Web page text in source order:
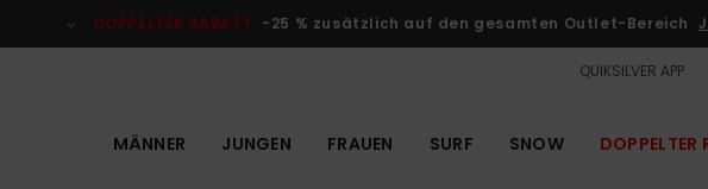
DOPPELTER RABATT -25 % zusätzlich auf den gesamten Outlet-Bereich
QUIKSILVER APP
MÄNNER JUNGEN FRAUEN SURF SNOW DOPPELTER